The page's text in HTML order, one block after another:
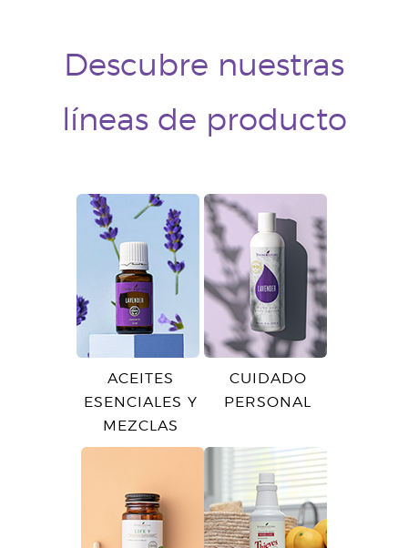
Descubre nuestras
líneas de producto
ACEITES
ESENCIALES Y
MEZCLAS
CUIDADO
PERSONAL